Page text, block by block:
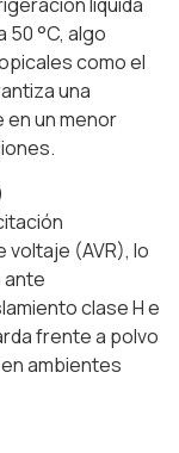
°C, algo
como el
una
un menor
(AVR), lo
ante
clase H e
frente a polvo
ambientes